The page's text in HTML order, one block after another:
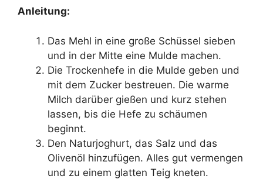
Anleitung:
Das Mehl in eine große Schüssel sieben
und in der Mitte eine Mulde machen.
Die Trockenhefe in die Mulde geben und
mit dem Zucker bestreuen. Die warme
Milch darüber gießen und kurz stehen
lassen, bis die Hefe zu schäumen
beginnt.
Den Naturjoghurt, das Salz und das
Olivenöl hinzufügen. Alles gut vermengen
und zu einem glatten Teig kneten.